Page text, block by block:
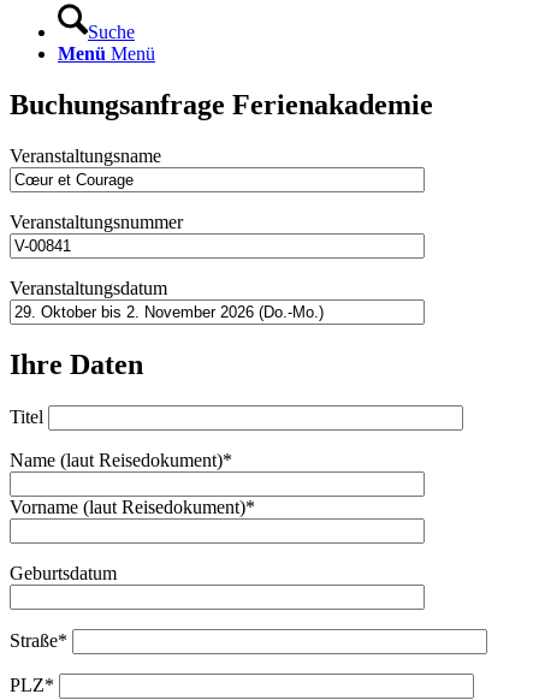
Suche
Menü Menü
Buchungsanfrage Ferienakademie
Veranstaltungsname
Veranstaltungsnummer
Veranstaltungsdatum
Ihre Daten
Titel
Name (laut Reisedokument)*
Vorname (laut Reisedokument)*
Geburtsdatum
Straße*
PLZ*